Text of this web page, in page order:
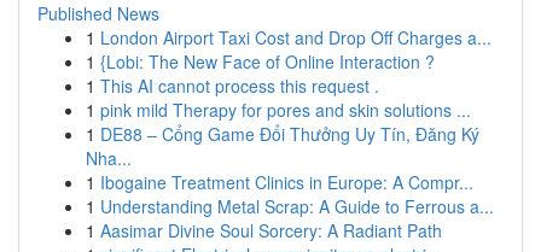
Published News
1 London Airport Taxi Cost and Drop Off Charges a...
1 {Lobi: The New Face of Online Interaction ?
1 This AI cannot process this request .
1 pink mild Therapy for pores and skin solutions ...
1 DE88 – Cổng Game Đổi Thưởng Uy Tín, Đăng Ký
Nha...
1 Ibogaine Treatment Clinics in Europe: A Compr...
1 Understanding Metal Scrap: A Guide to Ferrous a...
1 Aasimar Divine Soul Sorcery: A Radiant Path